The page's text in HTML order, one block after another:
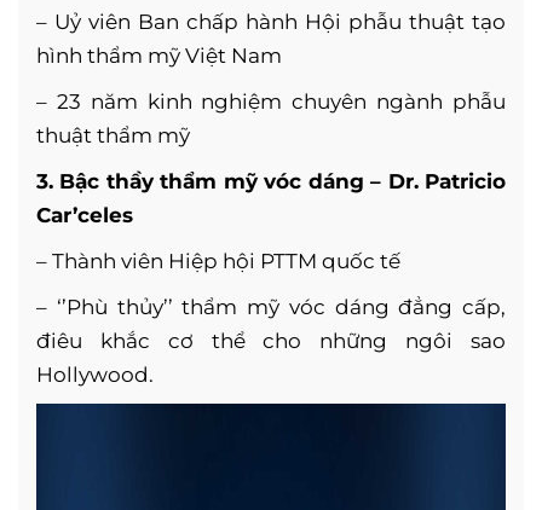
– Uỷ viên Ban chấp hành Hội phẫu thuật tạo
hình thẩm mỹ Việt Nam
– 23 năm kinh nghiệm chuyên ngành phẫu
thuật thẩm mỹ
3. Bậc thầy thẩm mỹ vóc dáng – Dr. Patricio
Car’celes
– Thành viên Hiệp hội PTTM quốc tế
– ‘’Phù thủy’’ thẩm mỹ vóc dáng đẳng cấp,
điêu khắc cơ thể cho những ngôi sao
Hollywood.